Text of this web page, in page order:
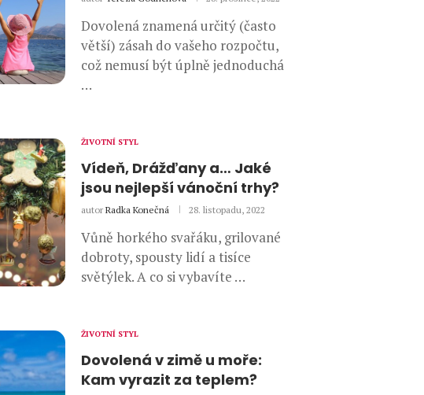
Dovolená znamená určitý (často
větší) zásah do vašeho rozpočtu,
což nemusí být úplně jednoduchá
…
ŽIVOTNÍ STYL
Vídeň, Drážďany a… Jaké
jsou nejlepší vánoční trhy?
autor Radka Konečná 28. listopadu, 2022
Vůně horkého svařáku, grilované
dobroty, spousty lidí a tisíce
světýlek. A co si vybavíte …
ŽIVOTNÍ STYL
Dovolená v zimě u moře:
Kam vyrazit za teplem?